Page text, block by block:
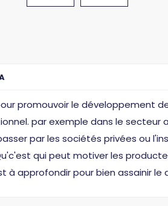
promouvoir le développement
par exemple dans le secteur
par les sociétés privées ou
qui peut motiver les
approfondir pour bien assainir